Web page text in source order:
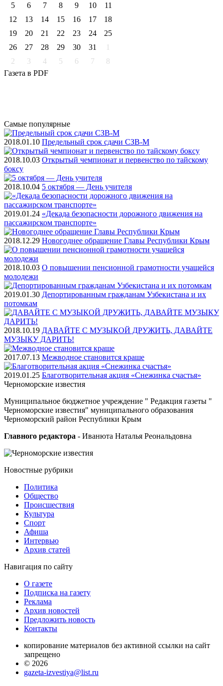
5
6 7 8 9 10
11
12
13 14 15 16 17
18
19
20 21 22 23 24
25
26
27 28 29 30 31
1
2
3 4 5 6 7
8
Газета в PDF
Самые популярные
2018.01.10 Предельный срок сдачи СЗВ-М
2018.10.03 Открытый чемпионат и первенство по тайскому
боксу
2018.10.04 5 октября — День учителя
2019.01.24 «Декада безопасности дорожного движения на
пассажирском транспорте»
2018.12.29 Новогоднее обращение Главы Республики Крым
2018.10.03 О повышении пенсионной грамотности учащейся
молодежи
2019.01.30 Депортированным гражданам Узбекистана и их
потомкам
2018.10.19 ДАВАЙТЕ С МУЗЫКОЙ ДРУЖИТЬ, ДАВАЙТЕ
МУЗЫКУ ДАРИТЬ!
2017.07.13 Межводное становится краше
2019.01.25 Благотворительная акция «Снежинка счастья»
Черноморские известия
Муниципальное бюджетное учреждение " Редакция газеты "
Черноморские известия" муниципального образования
Черноморский район Республики Крым
Главного редактора - Иванюта Наталья Реональдовна
Новостные рубрики
Политика
Общество
Проиcшествия
Культура
Спорт
Афиша
Интервью
Архив статей
Навигация по сайту
О газете
Подписка на газету
Реклама
Архив новостей
Предложить новость
Контакты
копирование материалов без активной ссылки на сайт
запрещено
© 2026
gazeta-izvestiya@list.ru